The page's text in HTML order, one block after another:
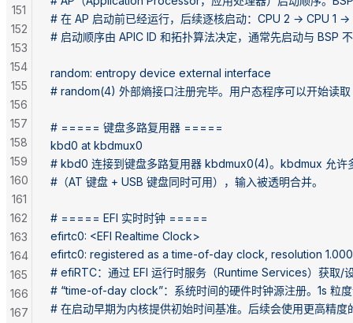
# 在 AP 启动前已经运行，后续逐核启动：CPU 2 → CPU 1 →
# 启动顺序由 APIC ID 和拓扑算法决定，通常先启动与 BSP
random: entropy device external interface
# random(4) 外部熵接口注册完毕。用户态程序可以开始读
# ===== 键盘多路复用器 =====
kbd0 at kbdmux0
# kbd0 连接到键盘多路复用器 kbdmux0(4)。kbdmux 允许
#（AT 键盘 + USB 键盘同时可用），输入被透明合并。
# ===== EFI 实时时钟 =====
efirtc0: <EFI Realtime Clock>
efirtc0: registered as a time-of-day clock, resolution
# efiRTC：通过 EFI 运行时服务（Runtime Services）获取/
# “time-of-day clock”：系统时间的硬件时钟源注册。1s 粒
# 在启动早期为内核提供初始时间基准。后续会使用更高精
151
152
153
154
155
156
157
158
159
160
161
162
163
164
165
166
167